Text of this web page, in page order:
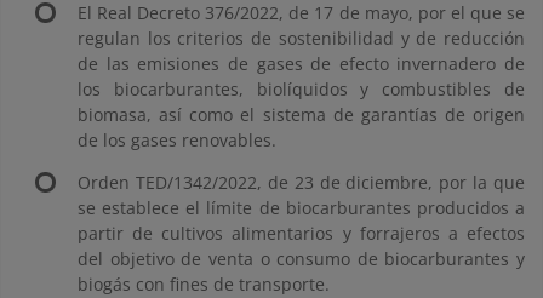
El Real Decreto 376/2022, de 17 de mayo, por el que se
regulan los criterios de sostenibilidad y de reducción
de las emisiones de gases de efecto invernadero de
los biocarburantes, biolíquidos y combustibles de
biomasa, así como el sistema de garantías de origen
de los gases renovables.
Orden TED/1342/2022, de 23 de diciembre, por la que
se establece el límite de biocarburantes producidos a
partir de cultivos alimentarios y forrajeros a efectos
del objetivo de venta o consumo de biocarburantes y
biogás con fines de transporte.